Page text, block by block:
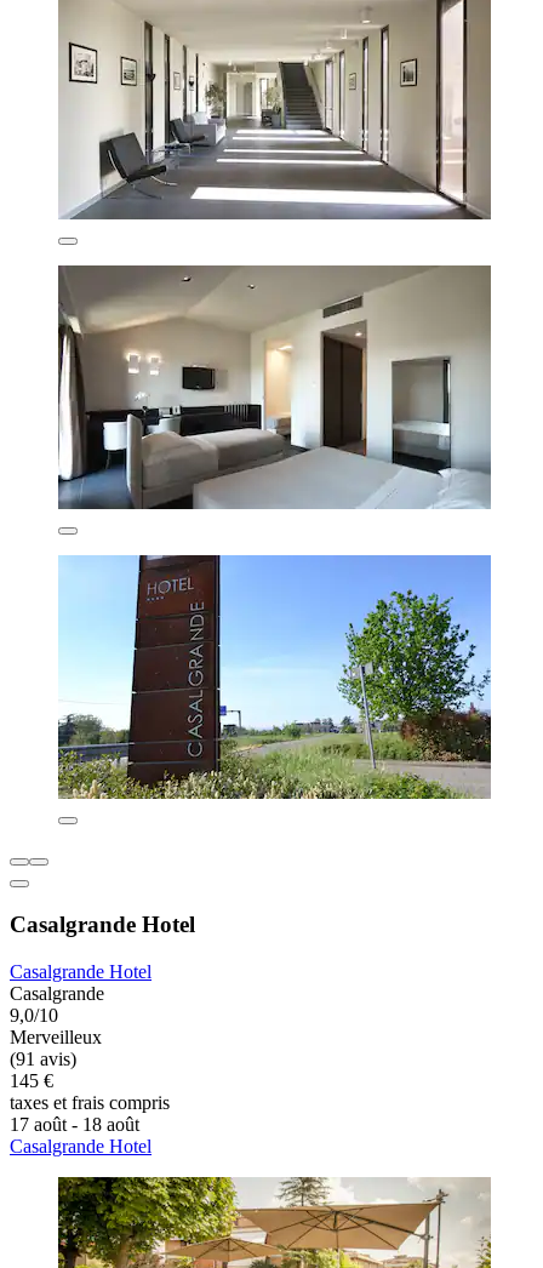
Casalgrande Hotel
Casalgrande Hotel
Casalgrande
9,0/10
Merveilleux
(91 avis)
145 €
taxes et frais compris
17 août - 18 août
Casalgrande Hotel